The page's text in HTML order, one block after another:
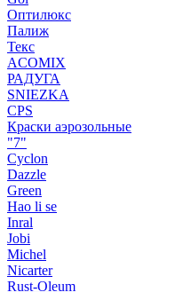
Оптилюкс
Палиж
Текс
ACOMIX
РАДУГА
SNIEZKA
CPS
Краски аэрозольные
"7"
Cyclon
Dazzle
Green
Hao li se
Inral
Jobi
Michel
Nicarter
Rust-Oleum